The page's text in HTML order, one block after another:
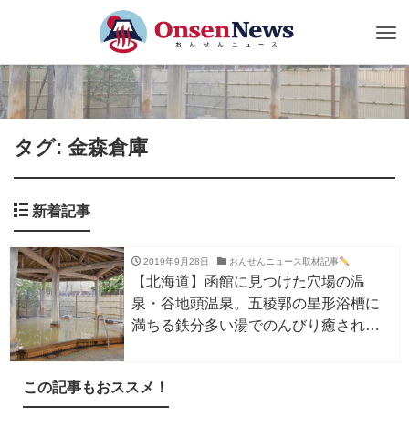
タグ: 金森倉庫
新着記事
2019年9月28日 おんせんニュース取材記事
【北海道】函館に見つけた穴場の温
泉・谷地頭温泉。五稜郭の星形浴槽に
満ちる鉄分多い湯でのんびり癒されよ
この記事もおススメ！